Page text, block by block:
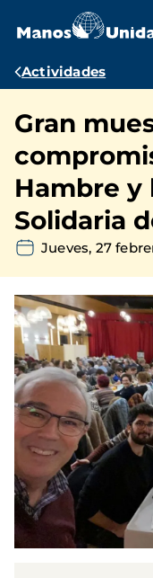
contenido
Ruta
navegación
Actividades
Gran
Hambre y
Solidaria
Jueves, 27